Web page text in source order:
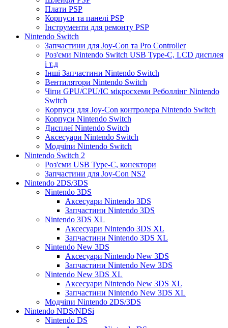
Плати PSP
Корпуси та панелі PSP
Інструменти для ремонту PSP
Nintendo Switch
Запчастини для Joy-Con та Pro Controller
Роз'єми Nintendo Switch USB Type-C, LCD дисплея
і т.д
Інші Запчастини Nintendo Switch
Вентилятори Nintendo Switch
Чіпи GPU/CPU/IC мікросхеми Реболлінг Nintendo
Switch
Корпуси для Joy-Con контролера Nintendo Switch
Корпуси Nintendo Switch
Дисплеї Nintendo Switch
Аксесуари Nintendo Switch
Модчіпи Nintendo Switch
Nintendo Switch 2
Роз'єми USB Type-C, конектори
Запчастини для Joy-Con NS2
Nintendo 2DS/3DS
Nintendo 3DS
Аксесуари Nintendo 3DS
Запчастини Nintendo 3DS
Nintendo 3DS XL
Аксесуари Nintendo 3DS XL
Запчастини Nintendo 3DS XL
Nintendo New 3DS
Аксесуари Nintendo New 3DS
Запчастини Nintendo New 3DS
Nintendo New 3DS XL
Аксесуари Nintendo New 3DS XL
Запчастини Nintendo New 3DS XL
Модчіпи Nintendo 2DS/3DS
Nintendo NDS/NDSi
Nintendo DS